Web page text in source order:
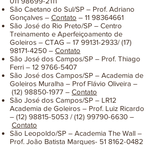
São Caetano do Sul/SP – Prof. Adriano
Gonçalves – Contato – 11 98364661
São José do Rio Preto/SP – Centro
Treinamento e Aperfeiçoamento de
Goleiros – CTAG – 17 99131-2933/(17)
98171-4250 – Contato
São José dos Campos/SP – Prof. Thiago
Ferri – 12 9766-5407
São José dos Campos/SP – Academia de
Goleiros Muralha – Prof Flávio Oliveira –
(12) 98850-1977 – Contato
São José dos Campos/SP – LR12
Academia de Goleiros – Prof. Luiz Ricardo
– (12) 98815-5053 /(12) 99790-6630 –
Contato
São Leopoldo/SP – Academia The Wall –
Prof. João Batista Marques- 51 8162-0482